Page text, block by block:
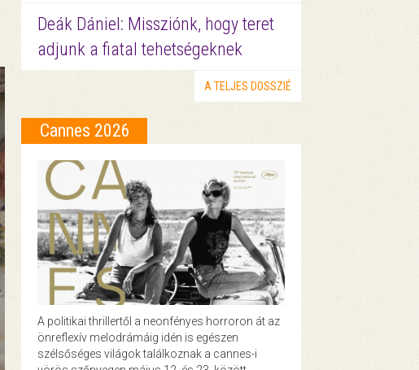
Deák Dániel: Missziónk, hogy teret
adjunk a fiatal tehetségeknek
A TELJES DOSSZIÉ
Cannes 2026
A politikai thrillertől a neonfényes horroron át az
önreflexív melodrámáig idén is egészen
szélsőséges világok találkoznak a cannes-i